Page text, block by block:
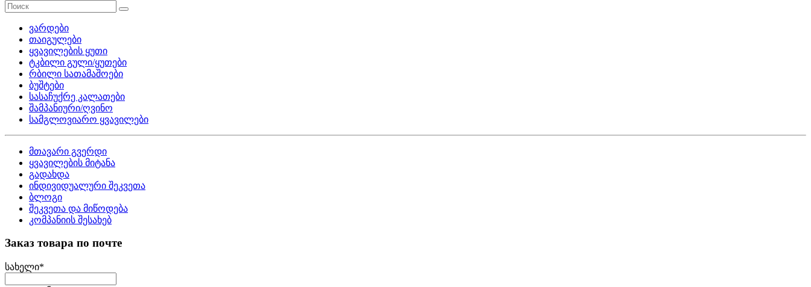
ვარდები
თაიგულები
ყვავილების ყუთი
ტკბილი გული/ყუთები
რბილი სათამაშოები
ბუშტები
სასაჩუქრე კალათები
შამპანიური/ღვინო
სამგლოვიარო ყვავილები
მთავარი გვერდი
ყვავილების მიტანა
გადახდა
ინდივიდუალური შეკვეთა
ბლოგი
შეკვეთა და მიწოდება
კომპანიის შესახებ
Заказ товара по почте
სახელი*